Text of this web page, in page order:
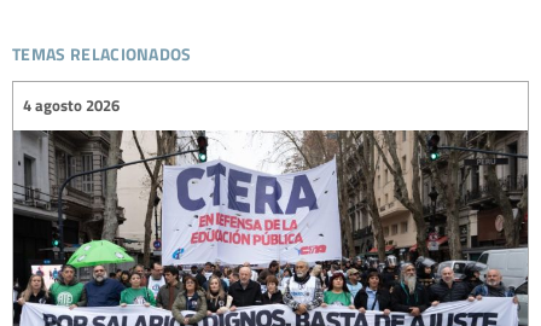
temas relacionados
4 agosto 2026